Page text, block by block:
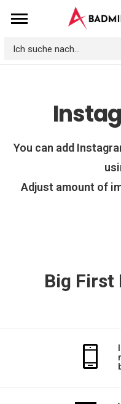
Ich
You can add
Adjust amount of
Big First